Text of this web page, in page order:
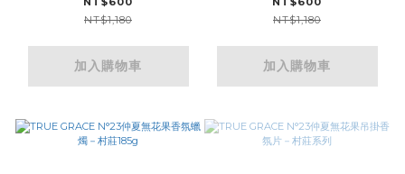
NT$1,180
加入購物車
NT$1,180
加入購物車